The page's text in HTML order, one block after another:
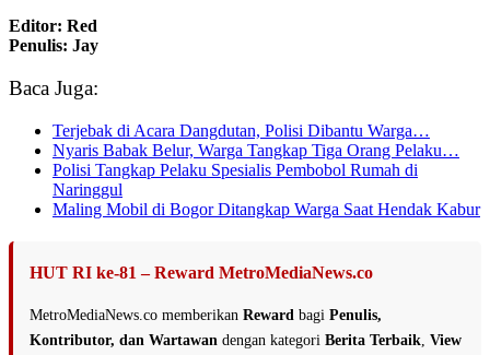
Editor: Red
Penulis: Jay
Baca Juga:
Terjebak di Acara Dangdutan, Polisi Dibantu Warga…
Nyaris Babak Belur, Warga Tangkap Tiga Orang Pelaku…
Polisi Tangkap Pelaku Spesialis Pembobol Rumah di
Naringgul
Maling Mobil di Bogor Ditangkap Warga Saat Hendak Kabur
HUT RI ke-81 – Reward MetroMediaNews.co
MetroMediaNews.co memberikan Reward bagi Penulis,
Kontributor, dan Wartawan dengan kategori Berita Terbaik View